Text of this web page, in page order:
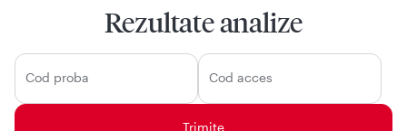
Rezultate analize
Cod proba Cod acces